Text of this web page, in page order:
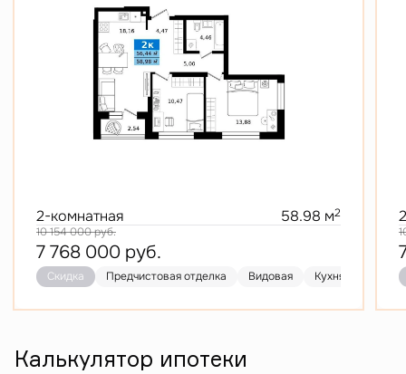
2-комнатная 58.98 м2
10 154 000руб.
7 768 000 руб.
Скидка Предчистовая отделка Видовая Кухня-гостиная
Калькулятор ипотеки